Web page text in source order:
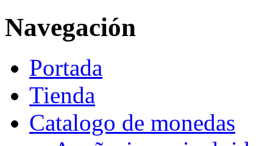
Navegación
Portada
Tienda
Catalogo de monedas